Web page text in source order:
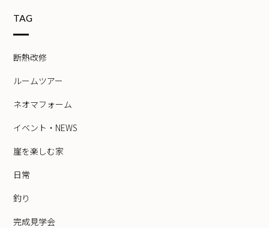
TAG
断熱改修
ルームツアー
ネオマフォーム
イベント・NEWS
崖を楽しむ家
日常
釣り
完成見学会